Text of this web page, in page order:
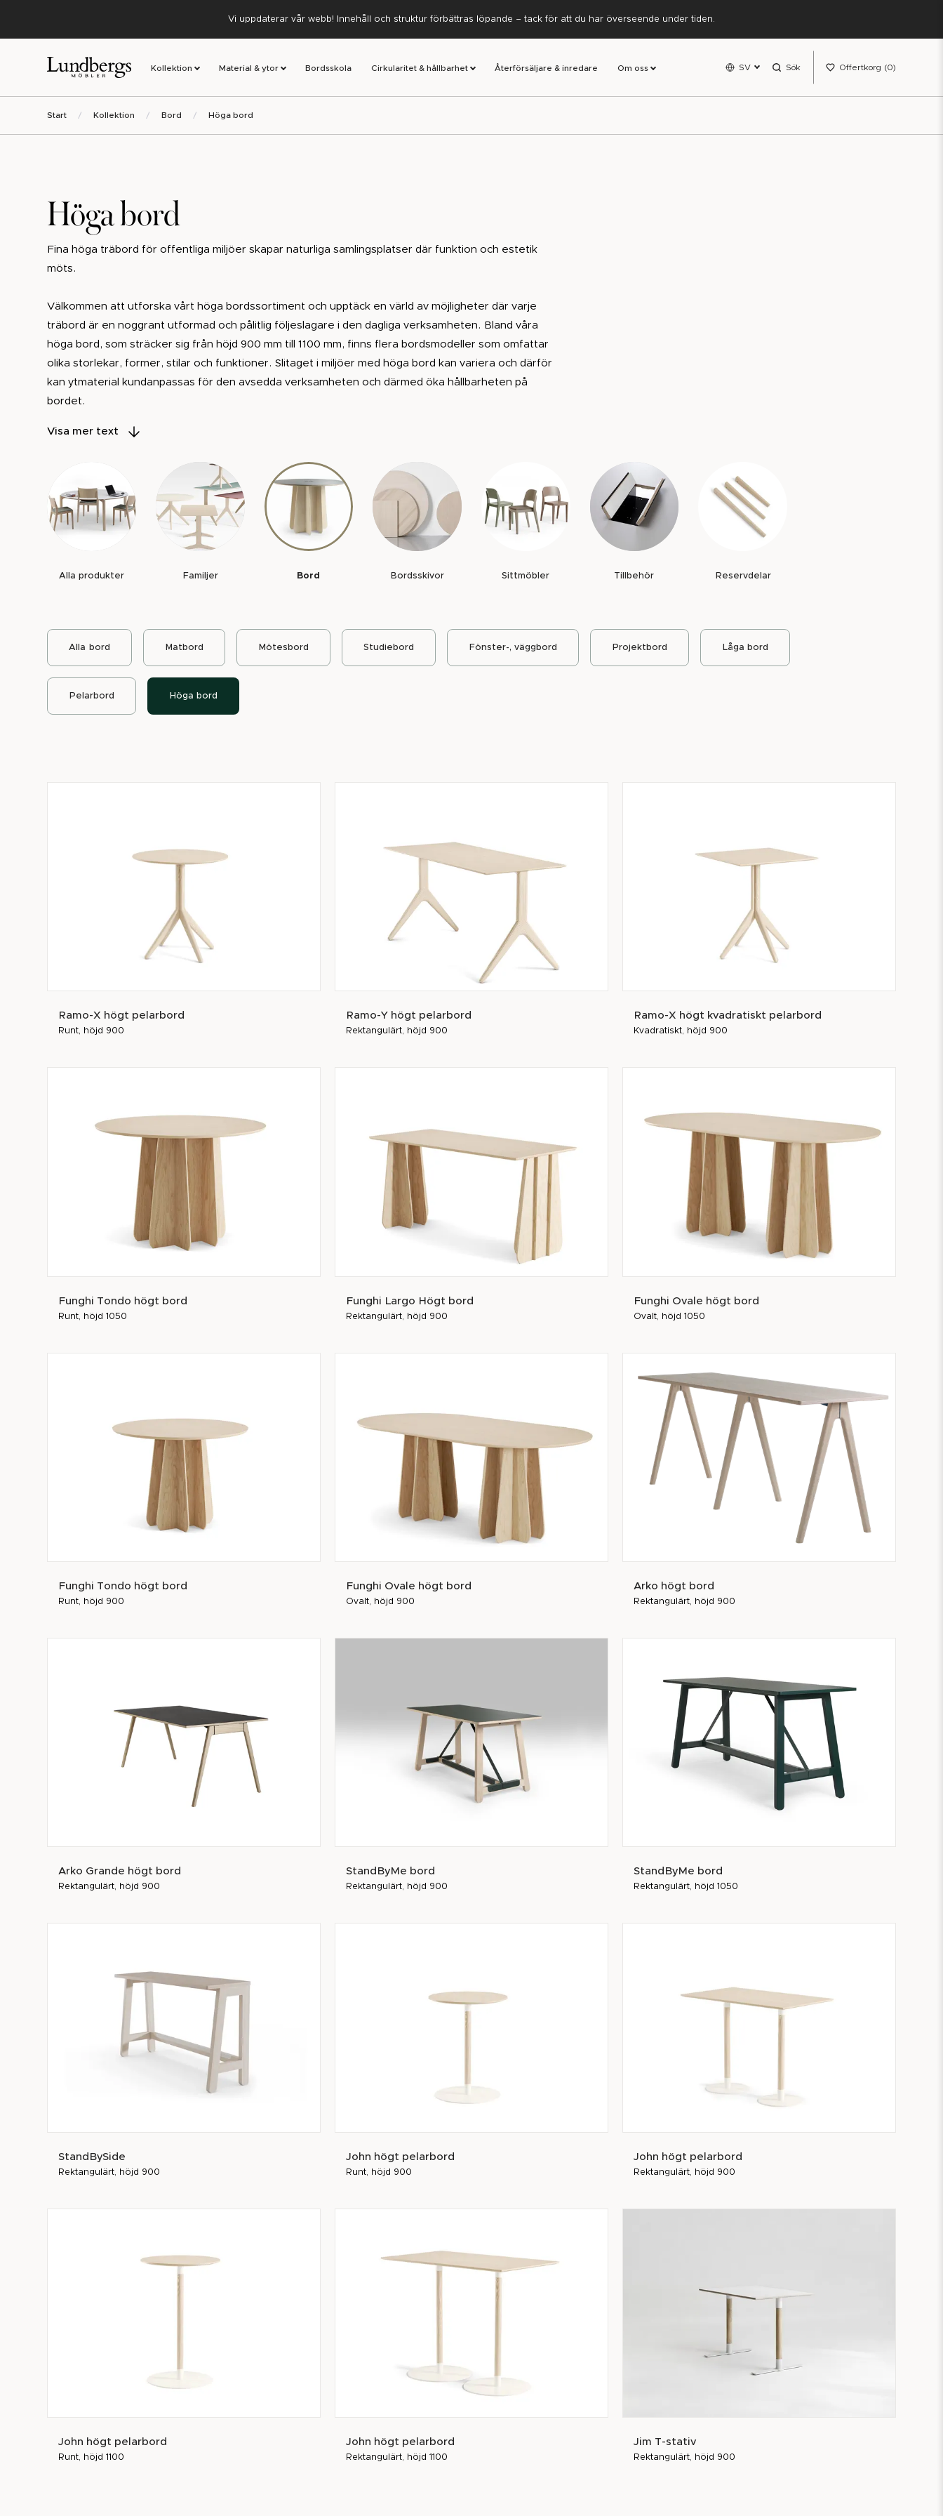
Vi uppdaterar vår webb! Innehåll och struktur förbättras löpande – tack för att du har överseende under tiden.
Kollektion Material & ytor Bordsskola Cirkularitet & hållbarhet Återförsäljare & inredare Om oss SV Sök Offertkorg 0
Start Kollektion Bord Höga bord
Höga bord
Fina höga träbord för offentliga miljöer skapar naturliga samlingsplatser där funktion och estetik
möts.
Välkommen att utforska vårt höga bordssortiment och upptäck en värld av möjligheter där varje
träbord är en noggrant utformad och pålitlig följeslagare i den dagliga verksamheten. Bland våra
höga bord, som sträcker sig från höjd 900 mm till 1100 mm, finns flera bordsmodeller som omfattar
olika storlekar, former, stilar och funktioner. Slitaget i miljöer med höga bord kan variera och därför
kan ytmaterial kundanpassas för den avsedda verksamheten och därmed öka hållbarheten på
bordet.
Våra bord är designade för att vara centrala i mötesplatser, där människor samlas för att dela idéer
För att visa vårt förtroende för kvaliteten på våra produkter lämnar vi alltid en 5 års garanti. Vi har
även en 10-årig reservdelsgaranti. Det är vår försäkran om att varje bord du väljer från oss inte bara
är en möbel, utan en pålitlig och långvarig följeslagare.
Visa mer text
Alla produkter Familjer Bord Bordsskivor Sittmöbler Tillbehör Reservdelar
Alla bord Matbord Mötesbord Studiebord Fönster-, väggbord Projektbord Låga bord
Pelarbord Höga bord
Ramo-X högt pelarbord
Runt, höjd 900
Ramo-Y högt pelarbord
Rektangulärt, höjd 900
Ramo-X högt kvadratiskt pelarbord
Kvadratiskt, höjd 900
Funghi Tondo högt bord
Runt, höjd 1050
Funghi Largo Högt bord
Rektangulärt, höjd 900
Funghi Ovale högt bord
Ovalt, höjd 1050
Funghi Tondo högt bord
Runt, höjd 900
Funghi Ovale högt bord
Ovalt, höjd 900
Arko högt bord
Rektangulärt, höjd 900
Arko Grande högt bord
Rektangulärt, höjd 900
StandByMe bord
Rektangulärt, höjd 900
StandByMe bord
Rektangulärt, höjd 1050
StandBySide
Rektangulärt, höjd 900
John högt pelarbord
Runt, höjd 900
John högt pelarbord
Rektangulärt, höjd 900
John högt pelarbord
Runt, höjd 1100
John högt pelarbord
Rektangulärt, höjd 1100
Jim T-stativ
Rektangulärt, höjd 900